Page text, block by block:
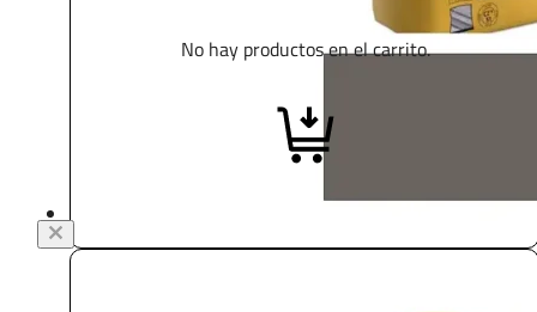
No hay productos en el carrito.